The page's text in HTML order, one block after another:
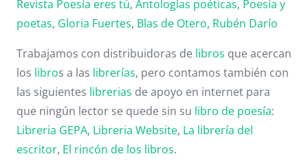
Revista Poesía eres tú, Antologías poéticas, Poesía y
poetas, Gloria Fuertes, Blas de Otero, Rubén Darío
Trabajamos con distribuidoras de libros que acercan
los libros a las librerías, pero contamos también con
las siguientes librerias de apoyo en internet para
que ningún lector se quede sin su libro de poesía:
Libreria GEPA, Libreria Website, La librería del
escritor, El rincón de los libros.